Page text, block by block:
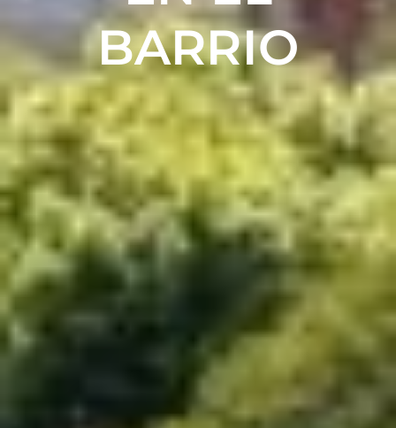
BARRIO